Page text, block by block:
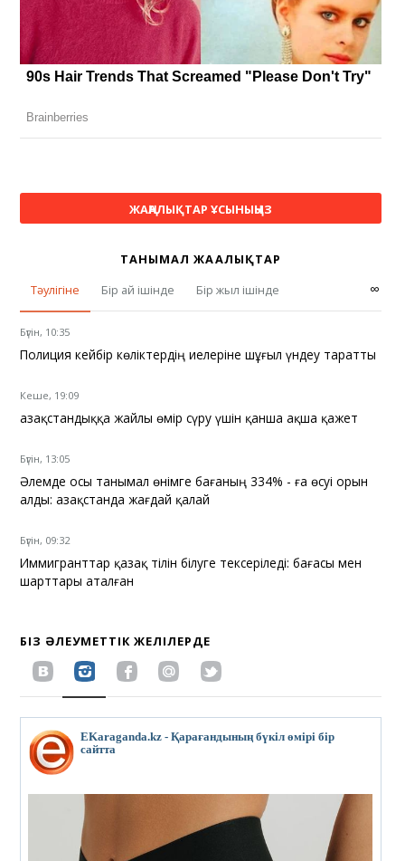
ЖАҢАЛЫҚТАР ҰСЫНЫҢЫЗ
ТАНЫМАЛ ЖАҢАЛЫҚТАР
Тәулігіне
Бір ай ішінде Бір жыл ішінде ∞
Бүгін, 10:35
Полиция кейбір көліктердің иелеріне шұғыл үндеу таратты
Кеше, 19:09
Қазақстандыққа жайлы өмір сүру үшін қанша ақша қажет
Бүгін, 13:05
Әлемде осы танымал өнімге бағаның 334% - ға өсуі орын
алды: Қазақстанда жағдай қалай
Бүгін, 09:32
Иммигранттар қазақ тілін білуге тексеріледі: бағасы мен
шарттары аталған
БІЗ ӘЛЕУМЕТТІК ЖЕЛІЛЕРДЕ
EKaraganda.kz - Қарағандының бүкіл өмірі бір
сайтта